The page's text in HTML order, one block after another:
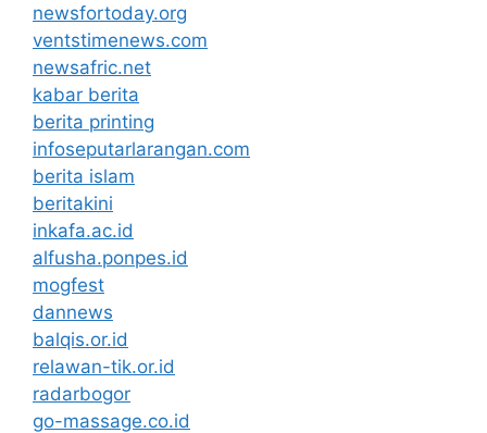
newsfortoday.org
ventstimenews.com
newsafric.net
kabar berita
berita printing
infoseputarlarangan.com
berita islam
beritakini
inkafa.ac.id
alfusha.ponpes.id
mogfest
dannews
balqis.or.id
relawan-tik.or.id
radarbogor
go-massage.co.id